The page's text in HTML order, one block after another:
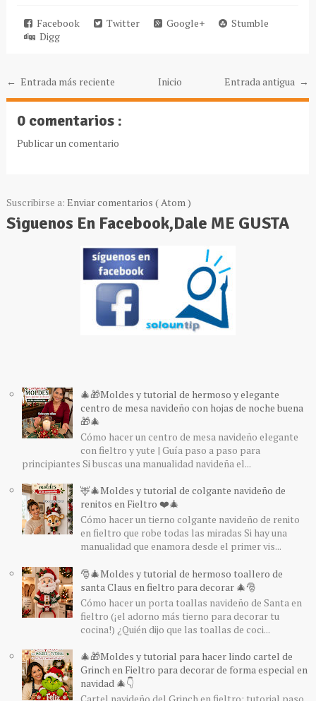
Facebook Twitter Google+
Stumble
Digg
← Entrada más reciente Entrada antigua →
Inicio
0 comentarios :
Publicar un comentario
Suscribirse a: Enviar comentarios ( Atom )
Siguenos En Facebook,Dale ME GUSTA
🎄🎁Moldes y tutorial de hermoso y elegante
centro de mesa navideño con hojas de noche buena
🎁🎄
Cómo hacer un centro de mesa navideño elegante
con fieltro y yute | Guía paso a paso para
principiantes Si buscas una manualidad navideña el...
🦌🎄Moldes y tutorial de colgante navideño de
renitos en Fieltro ❤️🎄
Cómo hacer un tierno colgante navideño de renito
en fieltro que robe todas las miradas Si hay una
manualidad que enamora desde el primer vis...
🎅🎄Moldes y tutorial de hermoso toallero de
santa Claus en fieltro para decorar 🎄🎅
Cómo hacer un porta toallas navideño de Santa en
fieltro (¡el adorno más tierno para decorar tu
cocina!) ¿Quién dijo que las toallas de coci...
🎄🎁Moldes y tutorial para hacer lindo cartel de
Grinch en Fieltro para decorar de forma especial en
navidad 🎄👇